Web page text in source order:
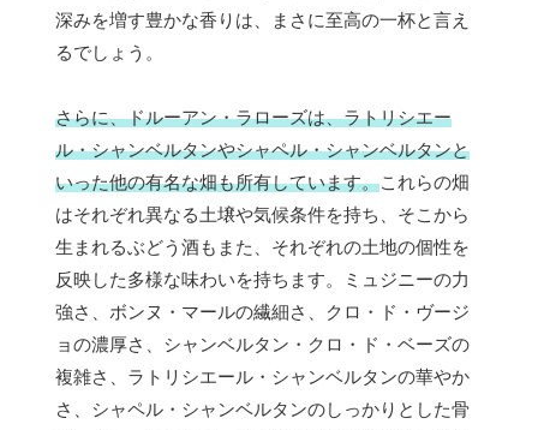
深みを増す豊かな香りは、まさに至高の一杯と言え
るでしょう。
さらに、ドルーアン・ラローズは、ラトリシエー
ル・シャンベルタンやシャペル・シャンベルタンと
いった他の有名な畑も所有しています。これらの畑
はそれぞれ異なる土壌や気候条件を持ち、そこから
生まれるぶどう酒もまた、それぞれの土地の個性を
反映した多様な味わいを持ちます。ミュジニーの力
強さ、ボンヌ・マールの繊細さ、クロ・ド・ヴージ
ョの濃厚さ、シャンベルタン・クロ・ド・ベーズの
複雑さ、ラトリシエール・シャンベルタンの華やか
さ、シャペル・シャンベルタンのしっかりとした骨